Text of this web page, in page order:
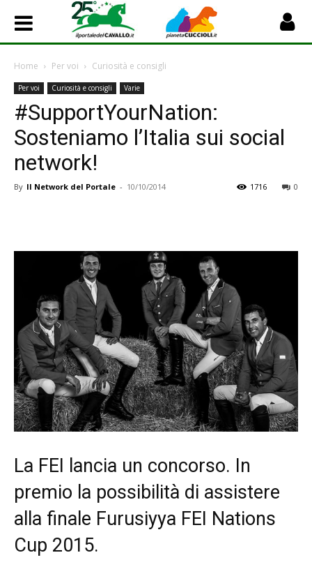
Home Per voi Curiosità e consigli
Per voi Curiosità e consigli Varie
#SupportYourNation:
Sosteniamo l’Italia sui social
network!
By Il Network del Portale - 10/10/2014 0
1716
La FEI lancia un concorso. In
premio la possibilità di assistere
alla finale Furusiyya FEI Nations
Cup 2015.